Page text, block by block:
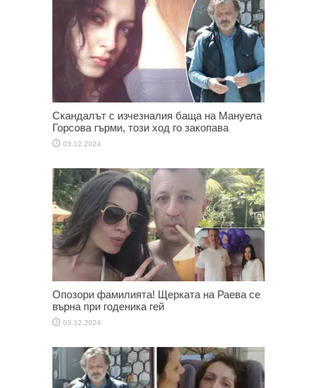
Скандалът с изчезналия баща на Мануела
Горсова гърми, този ход го закопава
03.12.2024
Опозори фамилията! Щерката на Раева се
върна при годеника гей
03.12.2024